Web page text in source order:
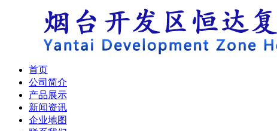
首页
公司简介
产品展示
新闻资讯
企业地图